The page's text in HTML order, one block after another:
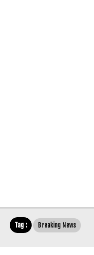
Tag : Breaking News